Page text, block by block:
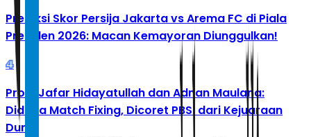
Prediksi Skor Persija Jakarta vs Arema FC di Piala
Presiden 2026: Macan Kemayoran Diunggulkan!
4
Profil Jafar Hidayatullah dan Adnan Maulana:
Diduga Match Fixing, Dicoret PBSI dari Kejuaraan
Dunia